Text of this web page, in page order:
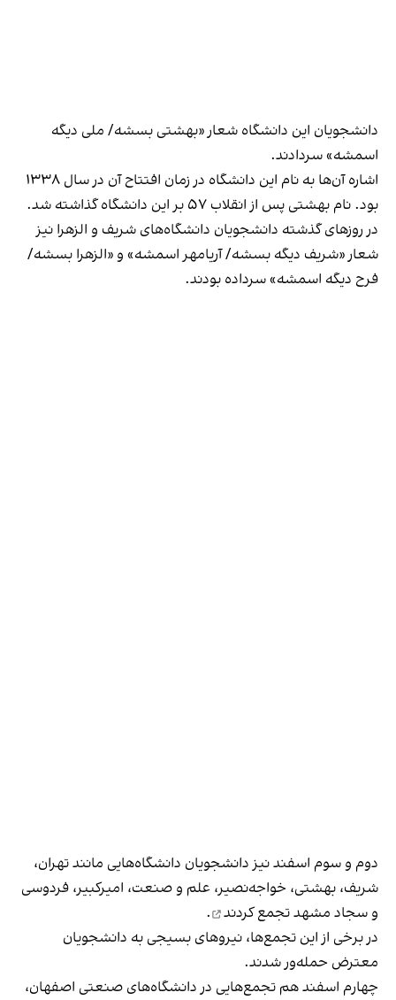
دانشجویان این دانشگاه شعار «بهشتی بسشه/ ملی دیگه
اسمشه» سردادند.
اشاره آن‌ها به نام این دانشگاه در زمان افتتاح آن در سال ۱۳۳۸
بود. نام بهشتی پس از انقلاب ۵۷ بر این دانشگاه گذاشته شد.
در روزهای گذشته دانشجویان دانشگاه‌های شریف و الزهرا نیز
شعار «شریف دیگه بسشه/ آریامهر اسمشه» و «الزهرا بسشه/
فرح دیگه اسمشه» سرداده بودند.
دوم و سوم اسفند نیز دانشجویان دانشگاه‌هایی مانند تهران،
شریف، بهشتی، خواجه‌نصیر، علم و صنعت، امیرکبیر، فردوسی
و سجاد مشهدتجمع کردند
.
در برخی از این تجمع‌ها، نیروهای بسیجی به دانشجویان
معترض حمله‌ور شدند.
چهارم اسفند هم تجمع‌هایی در دانشگاه‌های صنعتی اصفهان،